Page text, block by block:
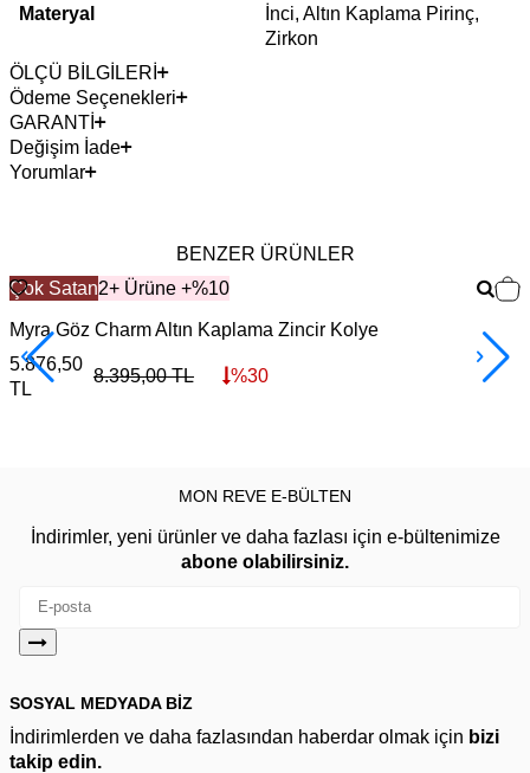
Materyal
İnci, Altın Kaplama Pirinç,
Zirkon
ÖLÇÜ BİLGİLERİ
Ödeme Seçenekleri
GARANTİ
Değişim İade
Yorumlar
BENZER ÜRÜNLER
Çok Satan2+ Ürüne +%10
Myra Göz Charm Altın Kaplama Zincir Kolye
5.876,50
TL
8.395,00TL %30
MON REVE E-BÜLTEN
İndirimler, yeni ürünler ve daha fazlası için e-bültenimize
abone olabilirsiniz.
SOSYAL MEDYADA BİZ
İndirimlerden ve daha fazlasından haberdar olmak için bizi
takip edin.